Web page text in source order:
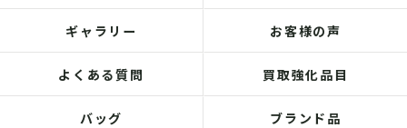
ギャラリー お客様の声
よくある質問 買取強化品目
バッグ ブランド品